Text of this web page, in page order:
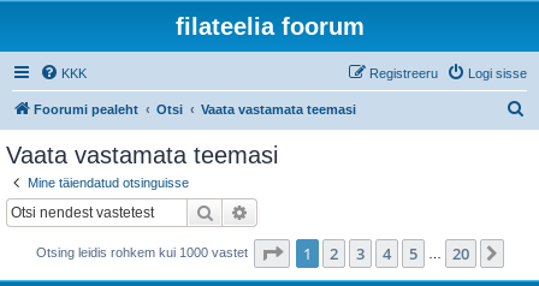
filateelia foorum
KKK Logi sisse
Registreeru
Foorumi pealeht Otsi Vaata vastamata teemasi
Vaata vastamata teemasi
Mine täiendatud otsinguisse
Otsi
Otsing leidis rohkem kui 1000 vastet 1 . leht20 -st
1 2 3 4 5 20